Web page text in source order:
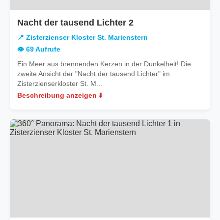
Nacht der tausend Lichter 2
Marienstern
📍 Zisterzienser Kloster St. Marienstern
👁️ 69 Aufrufe
Ein Meer aus brennenden Kerzen in der Dunkelheit! Die
zweite Ansicht der "Nacht der tausend Lichter" im
Zisterzienserkloster St. M...
Beschreibung anzeigen ⬇️